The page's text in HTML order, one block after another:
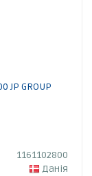
JP GROUP
1161102800
Данія